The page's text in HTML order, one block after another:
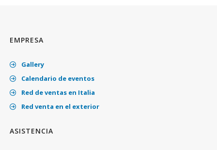
EMPRESA
Gallery
Calendario de eventos
Red de ventas en Italia
Red venta en el exterior
ASISTENCIA